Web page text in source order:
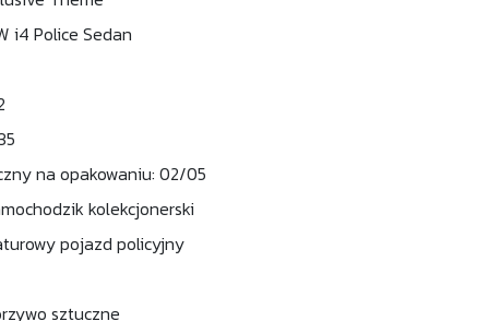
i4 Police Sedan
na opakowaniu: 02/05
kolekcjonerski
pojazd policyjny
sztuczne